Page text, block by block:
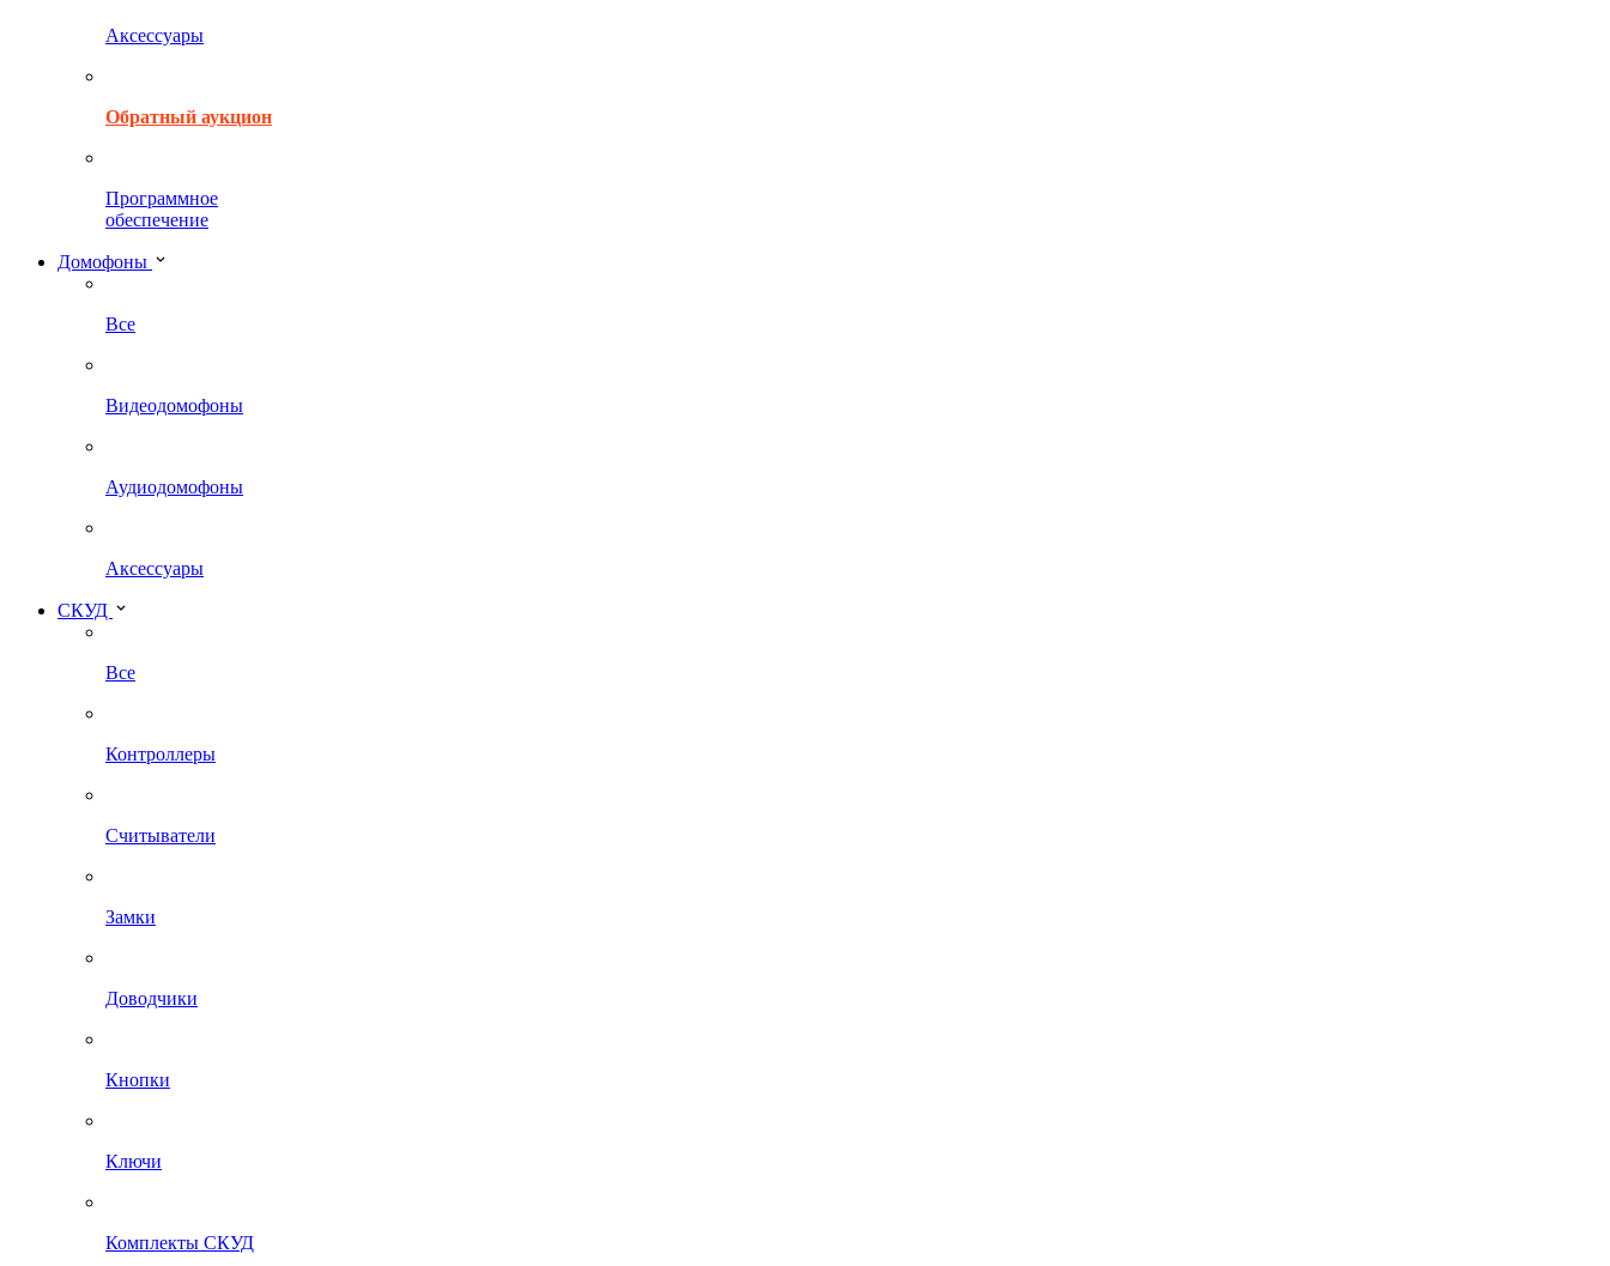
Аксессуары
Обратный аукцион
Программное
обеспечение
Домофоны
Все
Видеодомофоны
Аудиодомофоны
Аксессуары
СКУД
Все
Контроллеры
Считыватели
Замки
Доводчики
Кнопки
Ключи
Комплекты СКУД